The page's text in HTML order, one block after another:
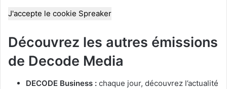
J'accepte le cookie Spreaker
Découvrez les autres émissions
de Decode Media
DECODE Business : chaque jour, découvrez l’actualité